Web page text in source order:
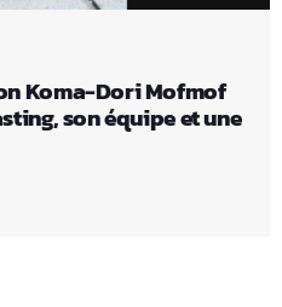
Koma-Dori Mofmof
son équipe et une